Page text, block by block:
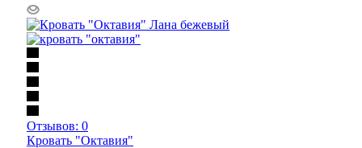
Отзывов: 0
Кровать "Октавия"